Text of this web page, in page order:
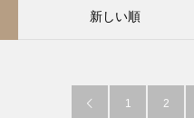
新しい順
 1 2